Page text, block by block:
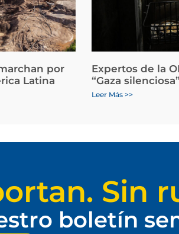
por
Latina
Expertos de la
“Gaza
Leer Más >>
Sin
boletín